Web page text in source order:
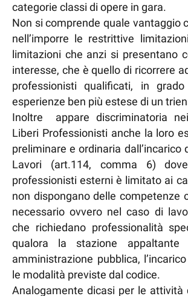
categorie classi di opere in gara.
Non si comprende quale vantaggio
nell’imporre le restrittive
limitazioni che anzi si presentano
interesse, che è quello di ricorrere
professionisti qualificati, in
esperienze ben più estese di un
Inoltre appare discriminatoria
Liberi Professionisti anche la loro
preliminare e ordinaria dall’incarico
Lavori (art.114, comma 6)
professionisti esterni è limitato ai
non dispongano delle competenze
necessario ovvero nel caso di
che richiedano professionalità
qualora la stazione
amministrazione pubblica,
le modalità previste dal codice.
Analogamente dicasi per le attività